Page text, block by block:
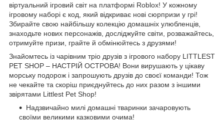
віртуальний ігровий світ на платформі Roblox! У кожному
ігровому наборі є код, який відкриває нові сюрпризи у грі!
Збирайте свою найбільшу колекцію домашніх улюбленців,
знаходьте нових персонажів, досліджуйте світи, розважайтесь,
отримуйте призи, грайте й обмінюйтесь з друзями!
Знайомтесь із чарівним тріо друзів з ігрового набору LITTLEST
PET SHOP – НАСТРІЙ ОСТРОВА! Вони вирушають у цікаву
морську подорож і запрошують друзів до своєї команди! Тож
не чекайте та скоріш приєднуйтесь до них разом з іншими
звірятами Littlest Pet Shop!
Надзвичайно милі домашні тваринки зачаровують
своїми великими казковими очима!